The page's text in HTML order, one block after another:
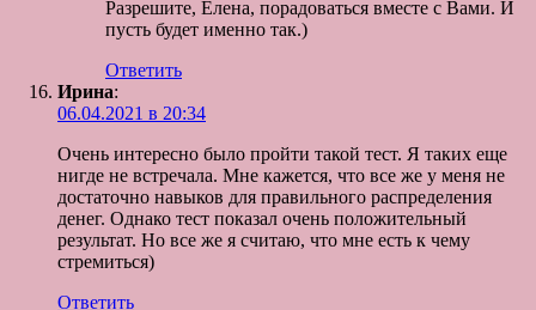
Разрешите, Елена, порадоваться вместе с Вами. И
пусть будет именно так.)
Ответить
Ирина:
06.04.2021 в 20:34
Очень интересно было пройти такой тест. Я таких еще
нигде не встречала. Мне кажется, что все же у меня не
достаточно навыков для правильного распределения
денег. Однако тест показал очень положительный
результат. Но все же я считаю, что мне есть к чему
стремиться)
Ответить